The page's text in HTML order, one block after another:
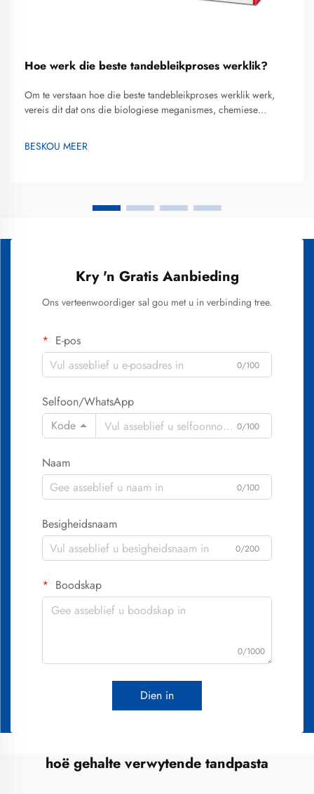
Hoe werk die beste tandebleikproses werklik?
Om te verstaan hoe die beste tandebleikproses werklik werk,
vereis dit dat ons die biologiese meganismes, chemiese
glans na 'n helderder glimlag omskep. Tandebleiking het
ontwikkel vanaf rudimentêre metodes na gevorderde
BESKOU MEER
Kry 'n Gratis Aanbieding
Ons verteenwoordiger sal gou met u in verbinding tree.
E-pos
0/100
Selfoon/WhatsApp
Kode
0/100
Naam
0/100
Besigheidsnaam
0/200
Boodskap
0/1000
Dien in
hoë gehalte verwytende tandpasta